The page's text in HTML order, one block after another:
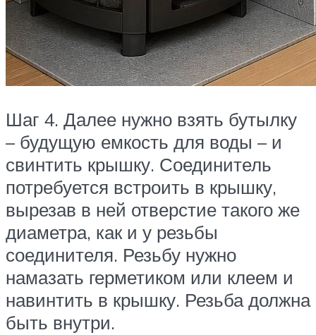
Шаг 4. Далее нужно взять бутылку
– будущую емкость для воды – и
свинтить крышку. Соединитель
потребуется встроить в крышку,
вырезав в ней отверстие такого же
диаметра, как и у резьбы
соединителя. Резьбу нужно
намазать герметиком или клеем и
навинтить в крышку. Резьба должна
быть внутри.